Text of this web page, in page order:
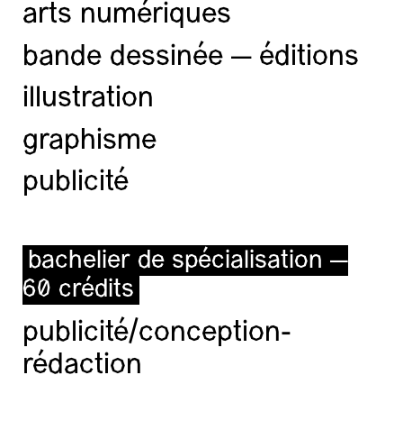
arts numériques
bande dessinée — éditions
illustration
graphisme
publicité
bachelier de spécialisation —
60 crédits
publicité/conception-
rédaction